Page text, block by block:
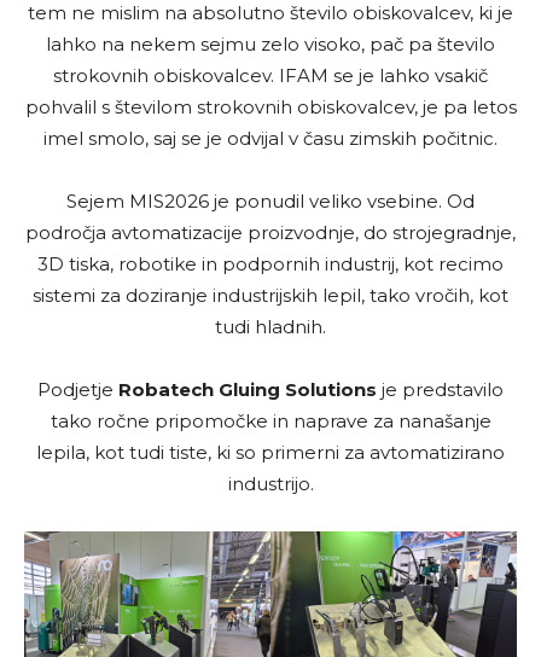
tem ne mislim na absolutno število obiskovalcev, ki je
lahko na nekem sejmu zelo visoko, pač pa število
strokovnih obiskovalcev. IFAM se je lahko vsakič
pohvalil s številom strokovnih obiskovalcev, je pa letos
imel smolo, saj se je odvijal v času zimskih počitnic.
Sejem MIS2026 je ponudil veliko vsebine. Od
področja avtomatizacije proizvodnje, do strojegradnje,
3D tiska, robotike in podpornih industrij, kot recimo
sistemi za doziranje industrijskih lepil, tako vročih, kot
tudi hladnih.
Podjetje Robatech Gluing Solutions je predstavilo
tako ročne pripomočke in naprave za nanašanje
lepila, kot tudi tiste, ki so primerni za avtomatizirano
industrijo.